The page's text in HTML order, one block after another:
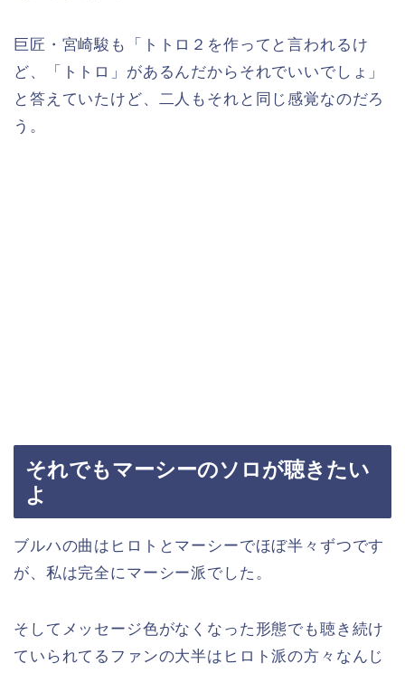
巨匠・宮崎駿も「トトロ２を作ってと言われるけ
ど、「トトロ」があるんだからそれでいいでしょ」
と答えていたけど、二人もそれと同じ感覚なのだろ
う。
それでもマーシーのソロが聴きたい
よ
ブルハの曲はヒロトとマーシーでほぼ半々ずつです
が、私は完全にマーシー派でした。
そしてメッセージ色がなくなった形態でも聴き続け
ていられてるファンの大半はヒロト派の方々なんじ